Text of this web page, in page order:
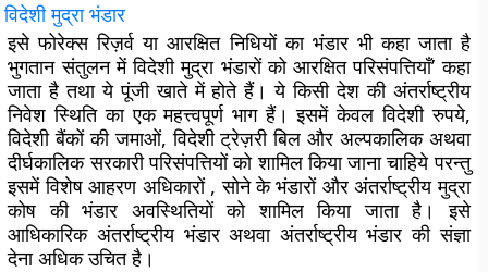
विदेशी मुद्रा भंडार
इसे फोरेक्स रिज़र्व या आरक्षित निधियों का भंडार भी कहा जाता है
भुगतान संतुलन में विदेशी मुद्रा भंडारों को आरक्षित परिसंपत्तियाँ’ कहा
जाता है तथा ये पूंजी खाते में होते हैं। ये किसी देश की अंतर्राष्ट्रीय
निवेश स्थिति का एक महत्त्वपूर्ण भाग हैं। इसमें केवल विदेशी रुपये,
विदेशी बैंकों की जमाओं, विदेशी ट्रेज़री बिल और अल्पकालिक अथवा
दीर्घकालिक सरकारी परिसंपत्तियों को शामिल किया जाना चाहिये परन्तु
इसमें विशेष आहरण अधिकारों , सोने के भंडारों और अंतर्राष्ट्रीय मुद्रा
कोष की भंडार अवस्थितियों को शामिल किया जाता है। इसे
आधिकारिक अंतर्राष्ट्रीय भंडार अथवा अंतर्राष्ट्रीय भंडार की संज्ञा
देना अधिक उचित है।